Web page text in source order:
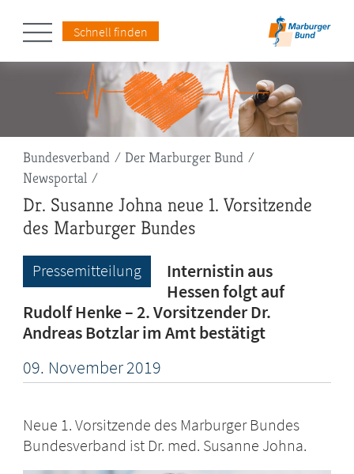
Schnell finden
Pfadnavigation
Bundesverband
Der Marburger Bund
Newsportal
Dr. Susanne Johna neue 1. Vorsitzende
des Marburger Bundes
Pressemitteilung
Internistin aus
Hessen folgt auf
Rudolf Henke – 2. Vorsitzender Dr.
Andreas Botzlar im Amt bestätigt
09. November2019
Neue 1. Vorsitzende des Marburger Bundes
Bundesverband ist Dr. med. Susanne Johna.